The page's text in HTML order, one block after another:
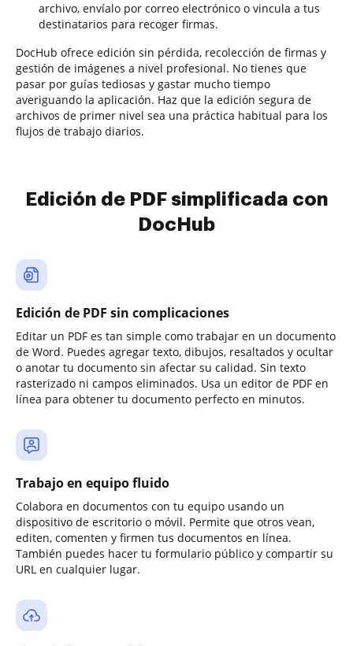
archivo, envíalo por correo electrónico o vincula a tus
destinatarios para recoger firmas.
DocHub ofrece edición sin pérdida, recolección de firmas y
gestión de imágenes a nivel profesional. No tienes que
pasar por guías tediosas y gastar mucho tiempo
averiguando la aplicación. Haz que la edición segura de
archivos de primer nivel sea una práctica habitual para los
flujos de trabajo diarios.
Edición de PDF simplificada con
DocHub
Edición de PDF sin complicaciones
Editar un PDF es tan simple como trabajar en un documento
de Word. Puedes agregar texto, dibujos, resaltados y ocultar
o anotar tu documento sin afectar su calidad. Sin texto
rasterizado ni campos eliminados. Usa un editor de PDF en
línea para obtener tu documento perfecto en minutos.
Trabajo en equipo fluido
Colabora en documentos con tu equipo usando un
dispositivo de escritorio o móvil. Permite que otros vean,
editen, comenten y firmen tus documentos en línea.
También puedes hacer tu formulario público y compartir su
URL en cualquier lugar.